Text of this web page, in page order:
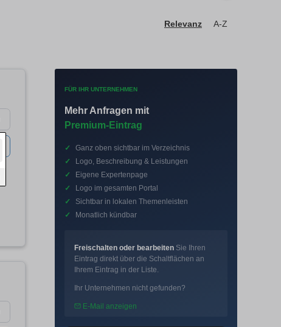
Relevanz A-Z
FÜR IHR UNTERNEHMEN
Mehr Anfragen mit
Premium-Eintrag
✓
Ganz oben sichtbar im Verzeichnis
✓
Logo, Beschreibung & Leistungen
✓
Eigene Expertenpage
✓
Logo im gesamten Portal
✓
Sichtbar in lokalen Themenleisten
✓
Monatlich kündbar
Freischalten oder bearbeiten Sie Ihren
Eintrag direkt über die Schaltflächen an
Ihrem Eintrag in der Liste.
Ihr Unternehmen nicht gefunden?
E-Mail anzeigen